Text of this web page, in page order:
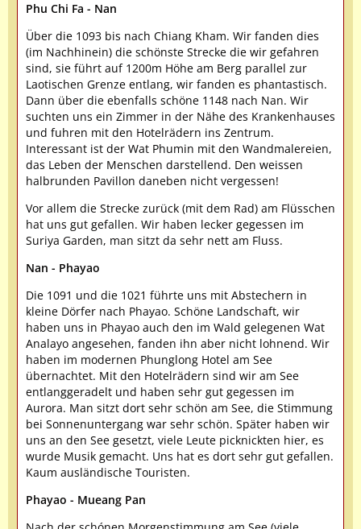
Phu Chi Fa - Nan
Über die 1093 bis nach Chiang Kham. Wir fanden dies
(im Nachhinein) die schönste Strecke die wir gefahren
sind, sie führt auf 1200m Höhe am Berg parallel zur
Laotischen Grenze entlang, wir fanden es phantastisch.
Dann über die ebenfalls schöne 1148 nach Nan. Wir
suchten uns ein Zimmer in der Nähe des Krankenhauses
und fuhren mit den Hotelrädern ins Zentrum.
Interessant ist der Wat Phumin mit den Wandmalereien,
das Leben der Menschen darstellend. Den weissen
halbrunden Pavillon daneben nicht vergessen!
Vor allem die Strecke zurück (mit dem Rad) am Flüsschen
hat uns gut gefallen. Wir haben lecker gegessen im
Suriya Garden, man sitzt da sehr nett am Fluss.
Nan - Phayao
Die 1091 und die 1021 führte uns mit Abstechern in
kleine Dörfer nach Phayao. Schöne Landschaft, wir
haben uns in Phayao auch den im Wald gelegenen Wat
Analayo angesehen, fanden ihn aber nicht lohnend. Wir
haben im modernen Phunglong Hotel am See
übernachtet. Mit den Hotelrädern sind wir am See
entlanggeradelt und haben sehr gut gegessen im
Aurora. Man sitzt dort sehr schön am See, die Stimmung
bei Sonnenuntergang war sehr schön. Später haben wir
uns an den See gesetzt, viele Leute picknickten hier, es
wurde Musik gemacht. Uns hat es dort sehr gut gefallen.
Kaum ausländische Touristen.
Phayao - Mueang Pan